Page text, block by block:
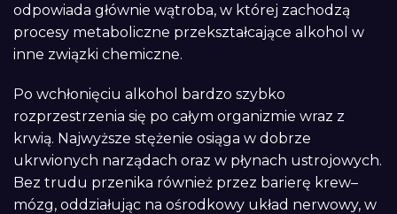
odpowiada głównie wątroba, w której zachodzą
procesy metaboliczne przekształcające alkohol w
inne związki chemiczne.
Po wchłonięciu alkohol bardzo szybko
rozprzestrzenia się po całym organizmie wraz z
krwią. Najwyższe stężenie osiąga w dobrze
ukrwionych narządach oraz w płynach ustrojowych.
Bez trudu przenika również przez barierę krew–
mózg, oddziałując na ośrodkowy układ nerwowy, w